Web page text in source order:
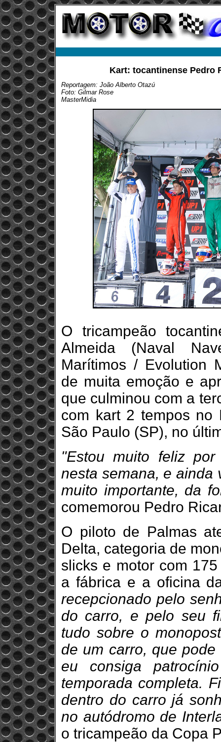
Kart: tocantinense Pedro
Reportagem: João Alberto Otazú
Foto: Gilmar Rose
MasterMidia
O tricampeão
Almeida (Naval
Marítimos / Evolution
de muita emoção e
que culminou com a
com kart 2 tempos no
São Paulo (SP), no
"Estou muito feliz
nesta semana, e ainda
muito importante, da
comemorou Pedro
O piloto de Palmas
Delta, categoria de
slicks e motor com
a fábrica e a oficina
recepcionado pelo
do carro, e pelo seu
tudo sobre o
de um carro, que
eu consiga
temporada completa.
dentro do carro já
no autódromo de
o tricampeão da Copa